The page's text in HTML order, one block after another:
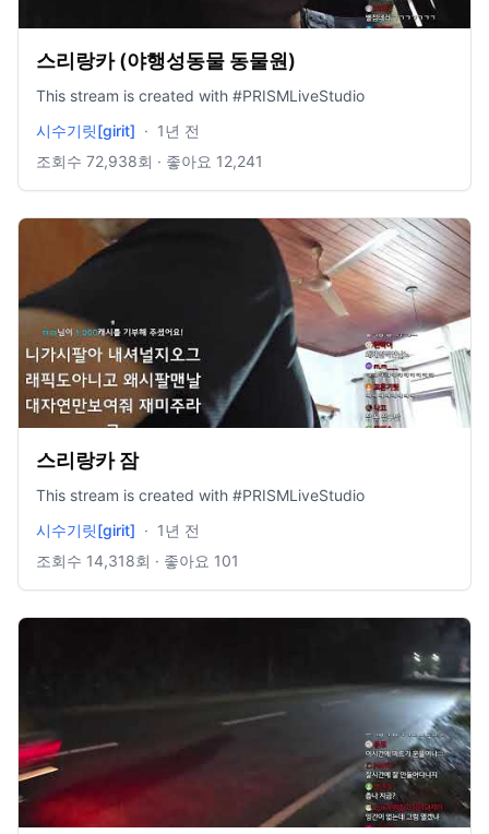
스리랑카 (야행성동물 동물원)
This stream is created with #PRISMLiveStudio
시수기릿[girit] · 1년 전
조회수 72,938회 · 좋아요 12,241
스리랑카 잠
This stream is created with #PRISMLiveStudio
시수기릿[girit] · 1년 전
조회수 14,318회 · 좋아요 101